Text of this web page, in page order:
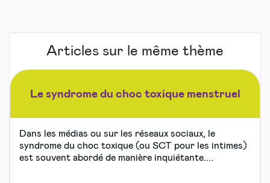
Articles sur le même thème
Le syndrome du choc toxique menstruel
Dans les médias ou sur les réseaux sociaux, le
syndrome du choc toxique (ou SCT pour les intimes)
est souvent abordé de manière inquiétante....